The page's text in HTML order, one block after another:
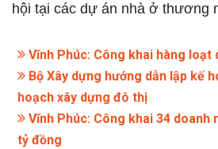
hội tại các dự án nhà ở thương
Vĩnh Phúc: Công khai hàng loạt
Bộ Xây dựng hướng dẫn lập kế
hoạch xây dựng đô thị
Vĩnh Phúc: Công khai 34 doanh
tỷ đồng